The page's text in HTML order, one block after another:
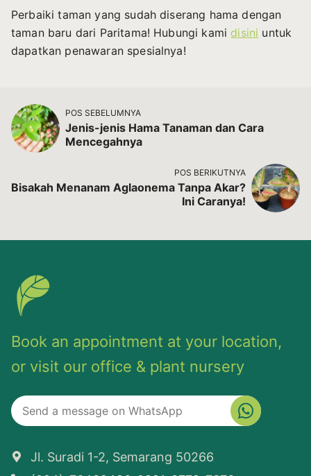
Perbaiki taman yang sudah diserang hama dengan
taman baru dari Paritama! Hubungi kami disini untuk
dapatkan penawaran spesialnya!
POS SEBELUMNYA
Jenis-jenis Hama Tanaman dan Cara
Mencegahnya
POS BERIKUTNYA
Bisakah Menanam Aglaonema Tanpa Akar?
Ini Caranya!
Book an appointment at your location,
or visit our office & plant nursery
Jl. Suradi 1-2, Semarang 50266